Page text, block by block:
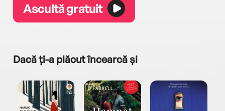
Ascultă gratuit
Dacă ți-a plăcut încearcă și